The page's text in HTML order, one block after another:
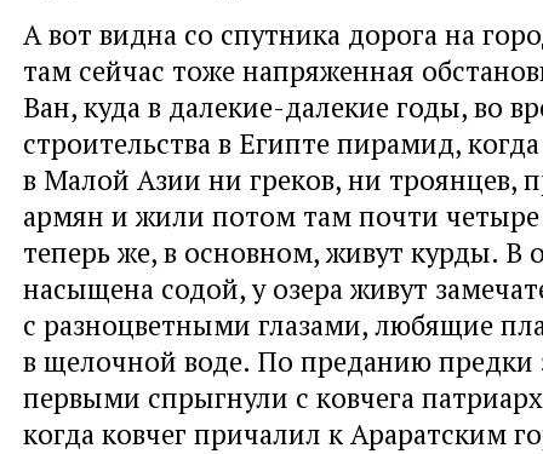
А вот видна со спутника дорога на
там сейчас тоже напряженная
Ван, куда в далекие-далекие годы, во
строительства в Египте пирамид,
в Малой Азии ни греков, ни троянцев,
армян и жили потом там почти четыре
теперь же, в основном, живут курды. В
насыщена содой, у озера живут
с разноцветными глазами, любящие
в щелочной воде. По преданию предки
первыми спрыгнули с ковчега
когда ковчег причалил к Араратским